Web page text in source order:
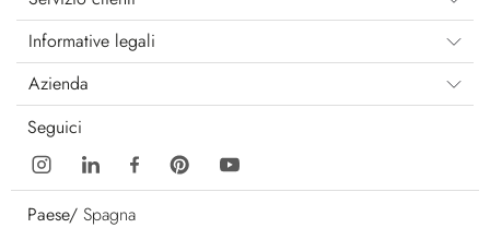
Informative legali
Azienda
Seguici
Paese/ Spagna